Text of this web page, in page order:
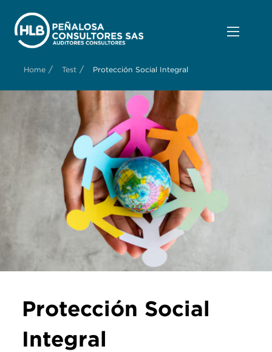
Home / Test / Protección Social Integral
Protección Social
Integral